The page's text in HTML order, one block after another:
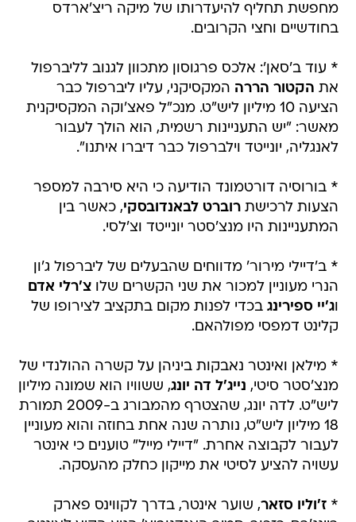
מחפשת תחליף להיעדרותו של מיקה ריצ'ארדס
בחודשיים וחצי הקרובים.
* עוד ב'סאן': אלכס פרגוסון מתכוון לגנוב לליברפול
את הקטור הררה המקסיקני, עליו ליברפול כבר
הציעה 10 מיליון ליש"ט. מנכ"ל פאצ'וקה המקסיקנית
מאשר: "יש התעניינות רשמית, הוא הולך לעבור
לאנגליה, יונייטד וילברפול כבר דיברו איתנו".
* בורוסיה דורטמונד הודיעה כי היא סירבה למספר
הצעות לרכישתרוברט לבאנדובסקי, כאשר בין
המתעניינות היו מנצ'סטר יונייטד וצ'לסי.
* ב'דיילי מירור' מדווחים שהבעלים של ליברפול ג'ון
הנרי מעוניין למכור את שני הקשרים שלוצ'רלי אדם
וג'יי ספירינג בכדי לפנות מקום בתקציב לצירופו של
קלינט דמפסי מפולהאם.
* מילאן ואינטר נאבקות ביניהן על קשרה ההולנדי של
מנצ'סטר סיטי, נייג'ל דה יונג, ששוויו הוא שמונה מיליון
ליש"ט. לדה יונג, שהצטרף מהמבורג ב-2009 תמורת
18 מיליון ליש"ט, נותרה שנה אחת בחוזה והוא מעוניין
לעבור לקבוצה אחרת. "דיילי מייל" טוענים כי אינטר
עשויה להציע לסיטי את מייקון כחלק מהעסקה.
*ז'וליו סזאר, שוער אינטר, בדרך לקווינס פארק